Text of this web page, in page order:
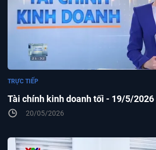
Tài chính kinh doanh tối - 19/5/2026
TRỰC TIẾP
20/05/2026